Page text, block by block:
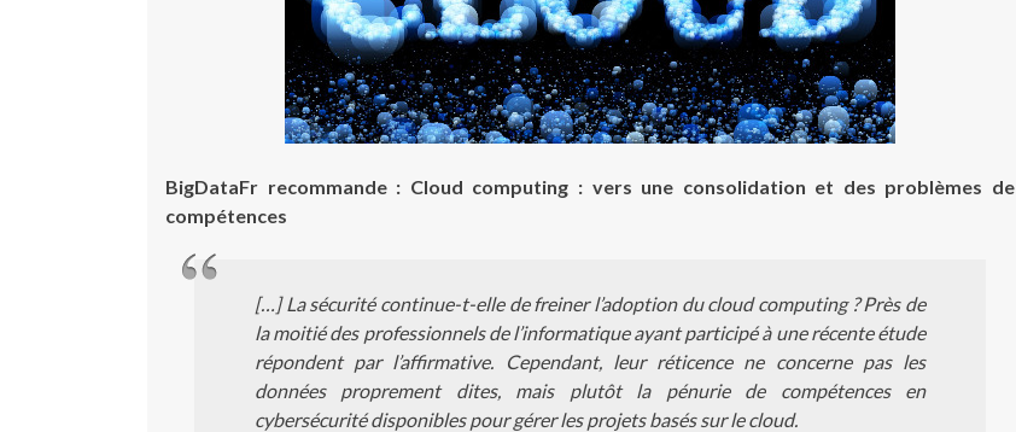
BigDataFr recommande : Cloud computing : vers une consolidation et des problèmes de
compétences
[…] La sécurité continue-t-elle de freiner l’adoption du cloud computing ? Près de
la moitié des professionnels de l’informatique ayant participé à une récente étude
répondent par l’affirmative. Cependant, leur réticence ne concerne pas les
données proprement dites, mais plutôt la pénurie de compétences en
cybersécurité disponibles pour gérer les projets basés sur le cloud.